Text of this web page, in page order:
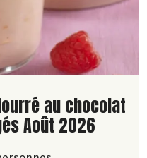
au chocolat
Août 2026